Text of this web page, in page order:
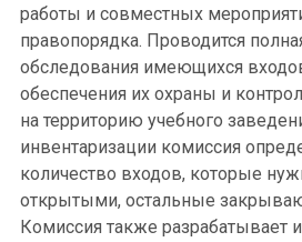
работы и совместных
правопорядка. Проводится
обследования имеющихся
обеспечения их охраны и
на территорию учебного
инвентаризации комиссия
количество входов, которые
открытыми, остальные
Комиссия также разрабатывает